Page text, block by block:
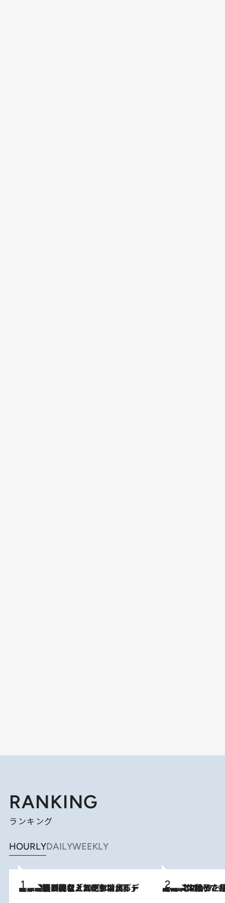
RANKING
ランキング
HOURLYDAILYWEEKLY
2026.8.5
【なぜ吉沢亮は「気配を消せる」のか？】興行収入208億の『国宝』を経て挑むミュージカル『ディア・エヴァン・ハンセン』。トップ俳優が舞台上でさらけ出した“孤独”とは 2026.8.5
【阿川佐和子さんの年とる力】なぜ70代で始めた趣味は“こんなに楽しい”のか？ ピアノ、俳句…スランプに陥っても続けられる“ある秘訣”とは